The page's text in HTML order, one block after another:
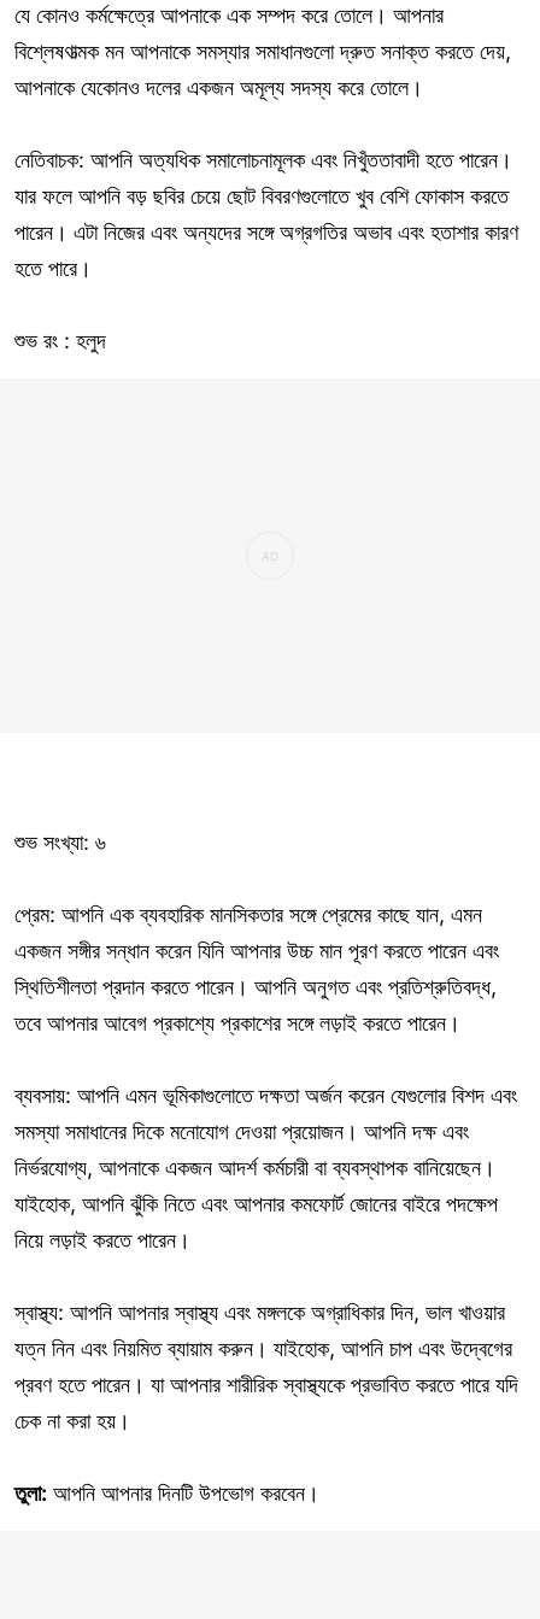
যে কোনও কর্মক্ষেত্রে আপনাকে এক সম্পদ করে তোলে। আপনার
বিশ্লেষণাত্মক মন আপনাকে সমস্যার সমাধানগুলো দ্রুত সনাক্ত করতে দেয়,
আপনাকে যেকোনও দলের একজন অমূল্য সদস্য করে তোলে।
নেতিবাচক: আপনি অত্যধিক সমালোচনামূলক এবং নিখুঁততাবাদী হতে পারেন।
যার ফলে আপনি বড় ছবির চেয়ে ছোট বিবরণগুলোতে খুব বেশি ফোকাস করতে
পারেন। এটা নিজের এবং অন্যদের সঙ্গে অগ্রগতির অভাব এবং হতাশার কারণ
হতে পারে।
শুভ রং : হলুদ
শুভ সংখ্যা: ৬
প্রেম: আপনি এক ব্যবহারিক মানসিকতার সঙ্গে প্রেমের কাছে যান, এমন
একজন সঙ্গীর সন্ধান করেন যিনি আপনার উচ্চ মান পূরণ করতে পারেন এবং
স্থিতিশীলতা প্রদান করতে পারেন। আপনি অনুগত এবং প্রতিশ্রুতিবদ্ধ,
তবে আপনার আবেগ প্রকাশ্যে প্রকাশের সঙ্গে লড়াই করতে পারেন।
ব্যবসায়: আপনি এমন ভূমিকাগুলোতে দক্ষতা অর্জন করেন যেগুলোর বিশদ এবং
সমস্যা সমাধানের দিকে মনোযোগ দেওয়া প্রয়োজন। আপনি দক্ষ এবং
নির্ভরযোগ্য, আপনাকে একজন আদর্শ কর্মচারী বা ব্যবস্থাপক বানিয়েছেন।
যাইহোক, আপনি ঝুঁকি নিতে এবং আপনার কমফোর্ট জোনের বাইরে পদক্ষেপ
নিয়ে লড়াই করতে পারেন।
স্বাস্থ্য: আপনি আপনার স্বাস্থ্য এবং মঙ্গলকে অগ্রাধিকার দিন, ভাল খাওয়ার
যত্ন নিন এবং নিয়মিত ব্যায়াম করুন। যাইহোক, আপনি চাপ এবং উদ্বেগের
প্রবণ হতে পারেন। যা আপনার শারীরিক স্বাস্থ্যকে প্রভাবিত করতে পারে যদি
চেক না করা হয়।
তুলা: আপনি আপনার দিনটি উপভোগ করবেন।